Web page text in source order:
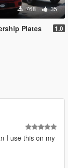
768 35
Plates 1.0
I use this on my